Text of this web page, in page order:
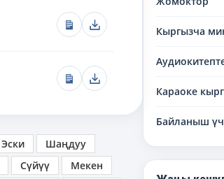
Кыргызча
Караоке
Байланыш
Эски
Шаңдуу
Сүйүү
Мекен